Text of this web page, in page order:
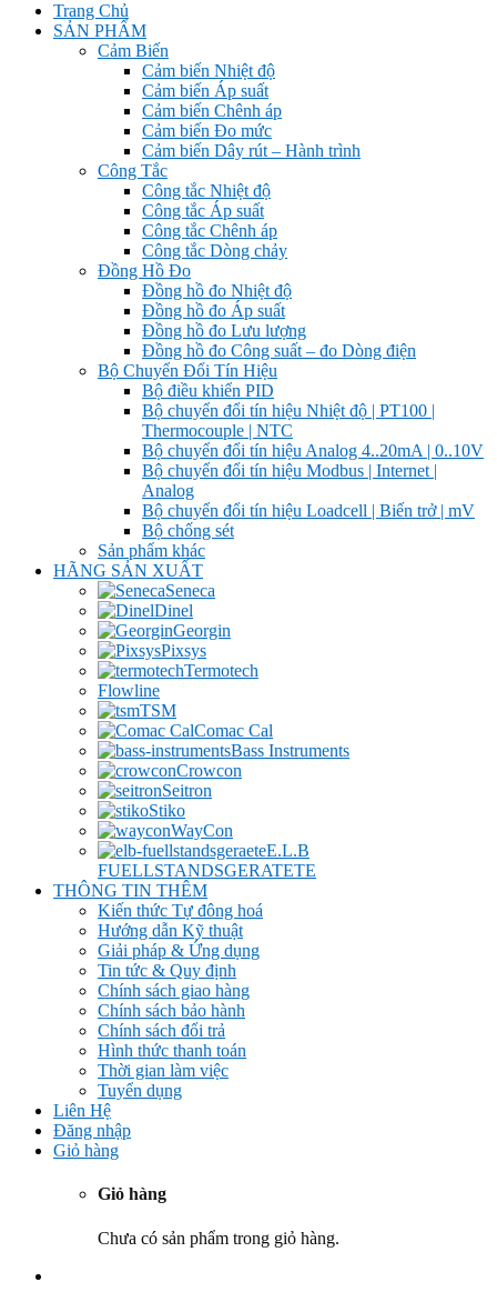
Trang Chủ
SẢN PHẨM
Cảm Biến
Cảm biến Nhiệt độ
Cảm biến Áp suất
Cảm biến Chênh áp
Cảm biến Đo mức
Cảm biến Dây rút – Hành trình
Công Tắc
Công tắc Nhiệt độ
Công tắc Áp suất
Công tắc Chênh áp
Công tắc Dòng chảy
Đồng Hồ Đo
Đồng hồ đo Nhiệt độ
Đồng hồ đo Áp suất
Đồng hồ đo Lưu lượng
Đồng hồ đo Công suất – đo Dòng điện
Bộ Chuyển Đổi Tín Hiệu
Bộ điều khiển PID
Bộ chuyển đổi tín hiệu Nhiệt độ | PT100 |
Thermocouple | NTC
Bộ chuyển đổi tín hiệu Analog 4..20mA | 0..10V
Bộ chuyển đổi tín hiệu Modbus | Internet |
Analog
Bộ chuyển đổi tín hiệu Loadcell | Biến trở | mV
Bộ chống sét
Sản phẩm khác
HÃNG SẢN XUẤT
Seneca
Dinel
Georgin
Pixsys
Termotech
Flowline
TSM
Comac Cal
Bass Instruments
Crowcon
Seitron
Stiko
WayCon
E.L.B
FUELLSTANDSGERATETE
THÔNG TIN THÊM
Kiến thức Tự đông hoá
Hướng dẫn Kỹ thuật
Giải pháp & Ứng dụng
Tin tức & Quy định
Chính sách giao hàng
Chính sách bảo hành
Chính sách đổi trả
Hình thức thanh toán
Thời gian làm việc
Tuyển dụng
Liên Hệ
Đăng nhập
Giỏ hàng
Giỏ hàng
Chưa có sản phẩm trong giỏ hàng.